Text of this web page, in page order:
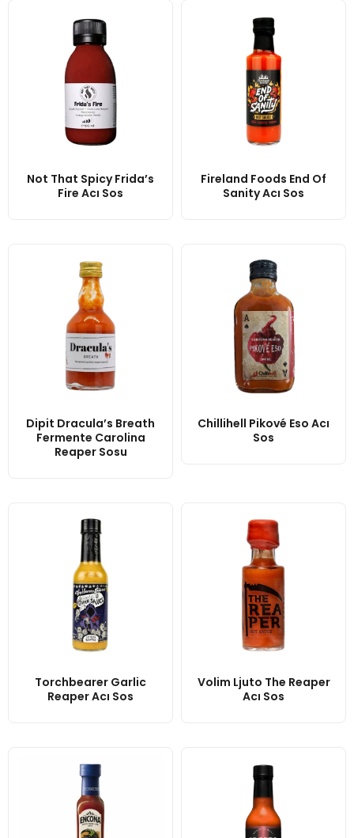
Not That Spicy Frida’s
Fire Acı Sos
Fireland Foods End Of
Sanity Acı Sos
Dipit Dracula’s Breath
Fermente Carolina
Reaper Sosu
Chillihell Pikové Eso Acı
Sos
Torchbearer Garlic
Reaper Acı Sos
Volim Ljuto The Reaper
Acı Sos